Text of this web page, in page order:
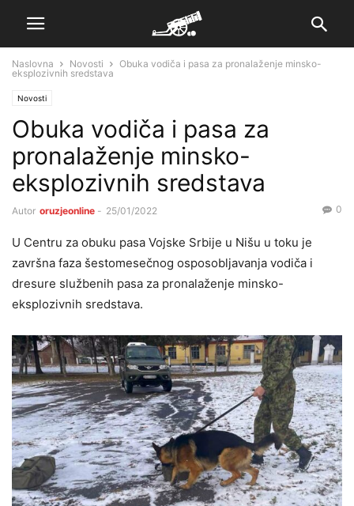
Naslovna Novosti
Obuka vodiča i pasa za pronalaženje minsko-
eksplozivnih sredstava
Novosti
Obuka vodiča i pasa za
pronalaženje minsko-
eksplozivnih sredstava
Autor oruzjeonline - 25/01/2022 0
U Centru za obuku pasa Vojske Srbije u Nišu u toku je
završna faza šestomesečnog osposobljavanja vodiča i
dresure službenih pasa za pronalaženje minsko-
eksplozivnih sredstava.